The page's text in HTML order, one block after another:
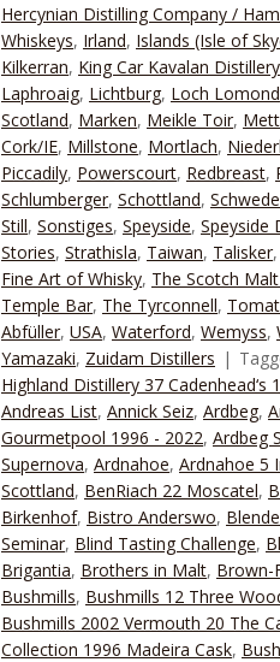
Hercynian Distilling Company /
Whiskeys, Irland, Islands (Isle of
Kilkerran, King Car Kavalan Distillery
Laphroaig, Lichtburg, Loch Lomond
Scotland, Marken, Meikle Toir,
Cork/IE, Millstone, Mortlach,
Piccadily, Powerscourt, Redbreast,
Schlumberger, Schottland,
Still, Sonstiges, Speyside, Speyside
Stories, Strathisla, Taiwan, Talisker,
Fine Art of Whisky, The Scotch
Temple Bar, The Tyrconnell,
Abfüller, USA, Waterford, Wemyss,
Yamazaki, Zuidam Distillers
Highland Distillery 37 Cadenhead‘s
Andreas List, Annick Seiz, Ardbeg,
Gourmetpool 1996 - 2022, Ardbeg
Supernova, Ardnahoe, Ardnahoe 5
Scottland, BenRiach 22 Moscatel,
Birkenhof, Bistro Anderswo,
Seminar, Blind Tasting Challenge,
Brigantia, Brothers in Malt, Brown-
Bushmills, Bushmills 12 Three
Bushmills 2002 Vermouth 20 The
Collection 1996 Madeira Cask,